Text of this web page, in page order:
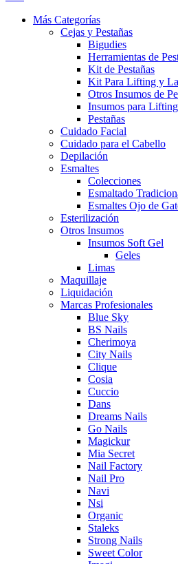
Más Categorías
Cejas y Pestañas
Bigudies
Herramientas de
Kit de Pestañas
Kit Para Lifting y
Otros Insumos de
Insumos para Lifting
Pestañas
Cuidado Facial
Cuidado para el Cabello
Depilación
Esmaltes
Colecciones
Esmaltado
Esmaltes Ojo de
Esterilización
Otros Insumos
Insumos Soft Gel
Geles
Limas
Maquillaje
Liquidación
Marcas Profesionales
Blue Sky
BS Nails
Cherimoya
City Nails
Clique
Cosia
Cuccio
Dans
Dreams Nails
Go Nails
Magickur
Mia Secret
Nail Factory
Nail Pro
Navi
Nsi
Organic
Staleks
Strong Nails
Sweet Color